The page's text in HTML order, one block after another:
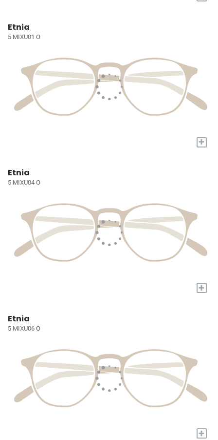
Etnia
5 MIXU01 O
+
Etnia
5 MIXU04 O
+
Etnia
5 MIXU06 O
+